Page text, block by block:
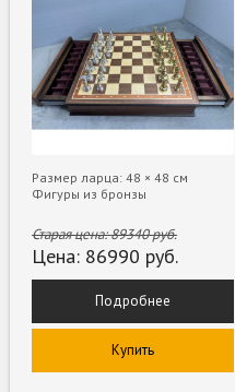
Размер ларца: 48 × 48 см
Фигуры из бронзы
Старая цена:89340руб.
Цена: 86990 руб.
Подробнее
Купить